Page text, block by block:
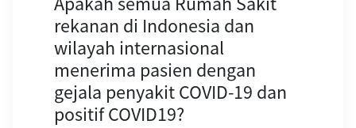
rekanan di Indonesia dan
wilayah internasional
menerima pasien dengan
gejala penyakit COVID-19 dan
positif COVID19?